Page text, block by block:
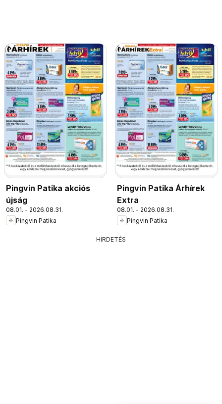
Pingvin Patika akciós
újság
08.01. - 2026.08.31.
Pingvin Patika
Pingvin Patika Árhírek
Extra
08.01. - 2026.08.31.
Pingvin Patika
HIRDETÉS